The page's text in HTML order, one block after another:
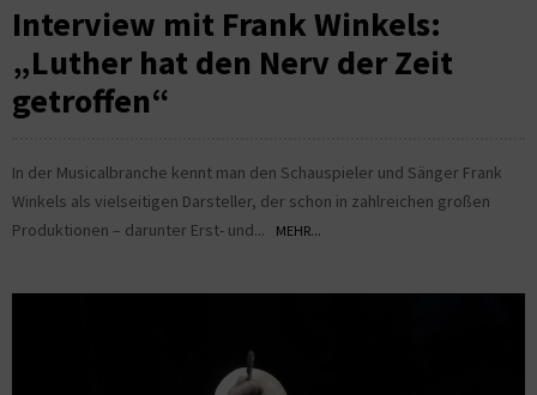
Interview mit Frank Winkels:
„Luther hat den Nerv der Zeit
getroffen“
In der Musicalbranche kennt man den Schauspieler und Sänger Frank
Winkels als vielseitigen Darsteller, der schon in zahlreichen großen
Produktionen – darunter Erst- und...
MEHR...